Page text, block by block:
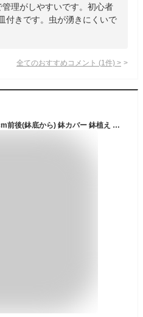
理がしやすいです。初心者
付きです。虫が湧きにくいで
全てのおすすめコメント (1 件) >
アカナンテン 赤南天 7号 樹高60cm前後(鉢底から) 鉢カバー 鉢植え 庭木 植木 常緑樹 常緑低木【送料無料】